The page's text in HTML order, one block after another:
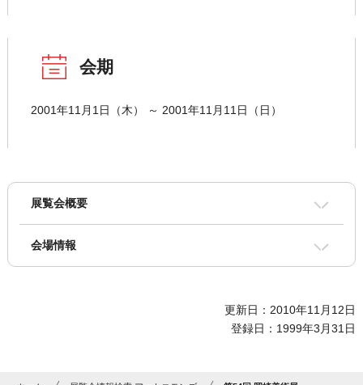
会期
2001年11月1日（木） ～ 2001年11月11日（日）
展覧会概要
会場情報
更新日：2010年11月12日
登録日：1999年3月31日